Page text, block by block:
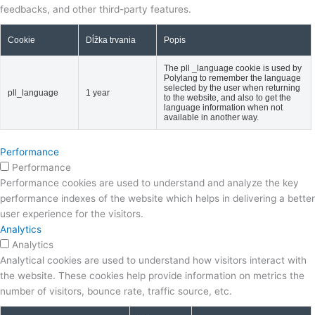
feedbacks, and other third-party features.
Cookie Dĺžka trvania Popis
pll_language 1 year
The pll _language cookie is used by
Polylang to remember the language
selected by the user when returning
to the website, and also to get the
language information when not
available in another way.
Performance
Performance
Performance cookies are used to understand and analyze the key
performance indexes of the website which helps in delivering a better
user experience for the visitors.
Analytics
Analytics
Analytical cookies are used to understand how visitors interact with
the website. These cookies help provide information on metrics the
number of visitors, bounce rate, traffic source, etc.